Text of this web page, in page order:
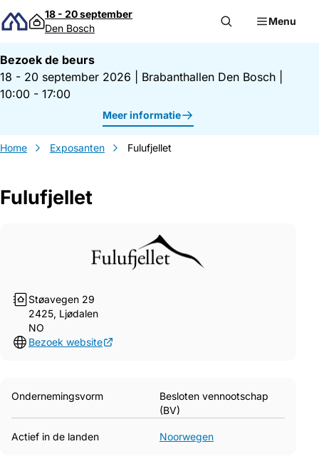
Direct naar inhoud
18 - 20 september
Den Bosch
Menu
Bezoek de beurs
18 - 20 september 2026
Brabanthallen Den Bosch
10:00 - 17:00
Meer informatie
Home Exposanten Fulufjellet
Fulufjellet
Støavegen 29
2425, Ljødalen
NO
Bezoek website
Ondernemingsvorm
Besloten vennootschap
(BV)
Actief in de landen Noorwegen